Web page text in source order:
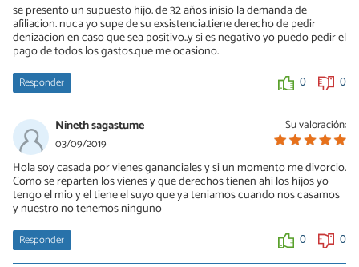
se presento un supuesto hijo. de 32 años inisio la demanda de
afiliacion. nuca yo supe de su exsistencia.tiene derecho de pedir
denizacion en caso que sea positivo..y si es negativo yo puedo pedir el
pago de todos los gastos.que me ocasiono.
Responder 0 0
Su valoración:
Nineth sagastume
03/09/2019
Hola soy casada por vienes gananciales y si un momento me divorcio.
Como se reparten los vienes y que derechos tienen ahi los hijos yo
tengo el mio y el tiene el suyo que ya teniamos cuando nos casamos
y nuestro no tenemos ninguno
Responder 0 0